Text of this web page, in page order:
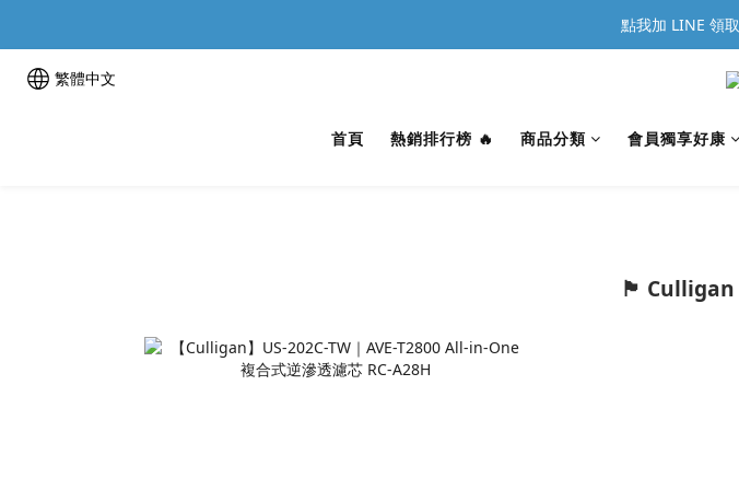
點我加 LINE 領
繁體中文
首頁 熱銷排行榜 🔥 商品分類 會員獨享好康
🏴 Culligan